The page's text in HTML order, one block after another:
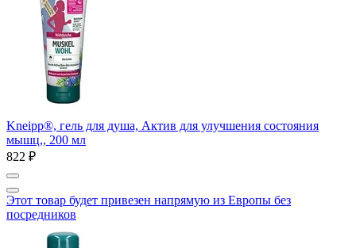
Kneipp®, гель для душа, Актив для улучшения состояния
мышц,, 200 мл
822 ₽
Этот товар будет привезен напрямую из Европы без
посредников